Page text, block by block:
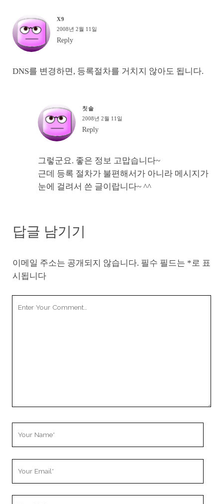
X9
2008년 2월 11일
Reply
DNS를 변경하면, 등록절차를 거치지 않아도 됩니다.
칫솔
2008년 2월 11일
Reply
그렇군요. 좋은 정보 고맙습니다~
근데 등록 절차가 불편해서가 아니라 메시지가
눈에 걸려서 쓴 글이랍니다~ ^^
답글 남기기
이메일 주소는 공개되지 않습니다. 필수 필드는 *로 표
시됩니다